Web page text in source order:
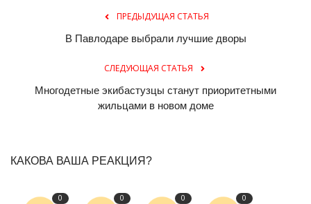
ПРЕДЫДУЩАЯ СТАТЬЯ
В Павлодаре выбрали лучшие дворы
СЛЕДУЮЩАЯ СТАТЬЯ
Многодетные экибастузцы станут приоритетными
жильцами в новом доме
КАКОВА ВАША РЕАКЦИЯ?
0 0 0 0